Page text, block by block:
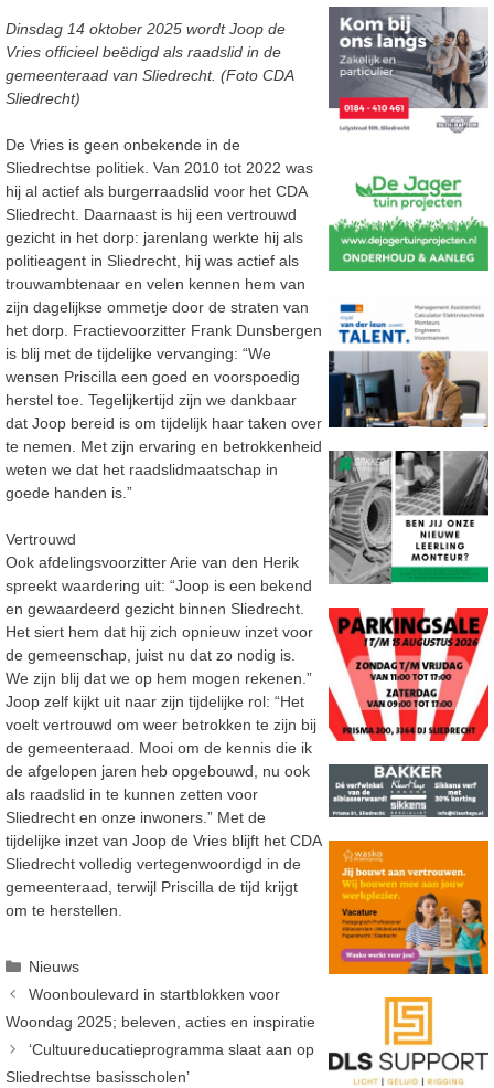
Dinsdag 14 oktober 2025 wordt Joop de
Vries officieel beëdigd als raadslid in de
gemeenteraad van Sliedrecht. (Foto CDA
Sliedrecht)
De Vries is geen onbekende in de
Sliedrechtse politiek. Van 2010 tot 2022 was
hij al actief als burgerraadslid voor het CDA
Sliedrecht. Daarnaast is hij een vertrouwd
gezicht in het dorp: jarenlang werkte hij als
politieagent in Sliedrecht, hij was actief als
trouwambtenaar en velen kennen hem van
zijn dagelijkse ommetje door de straten van
het dorp. Fractievoorzitter Frank Dunsbergen
is blij met de tijdelijke vervanging: “We
wensen Priscilla een goed en voorspoedig
herstel toe. Tegelijkertijd zijn we dankbaar
dat Joop bereid is om tijdelijk haar taken over
te nemen. Met zijn ervaring en betrokkenheid
weten we dat het raadslidmaatschap in
goede handen is.”
Vertrouwd
Ook afdelingsvoorzitter Arie van den Herik
spreekt waardering uit: “Joop is een bekend
en gewaardeerd gezicht binnen Sliedrecht.
Het siert hem dat hij zich opnieuw inzet voor
de gemeenschap, juist nu dat zo nodig is.
We zijn blij dat we op hem mogen rekenen.”
Joop zelf kijkt uit naar zijn tijdelijke rol: “Het
voelt vertrouwd om weer betrokken te zijn bij
de gemeenteraad. Mooi om de kennis die ik
de afgelopen jaren heb opgebouwd, nu ook
als raadslid in te kunnen zetten voor
Sliedrecht en onze inwoners.” Met de
tijdelijke inzet van Joop de Vries blijft het CDA
Sliedrecht volledig vertegenwoordigd in de
gemeenteraad, terwijl Priscilla de tijd krijgt
om te herstellen.
Categorieën
Nieuws
Woonboulevard in startblokken voor
Woondag 2025; beleven, acties en inspiratie
‘Cultuureducatieprogramma slaat aan op
Sliedrechtse basisscholen’